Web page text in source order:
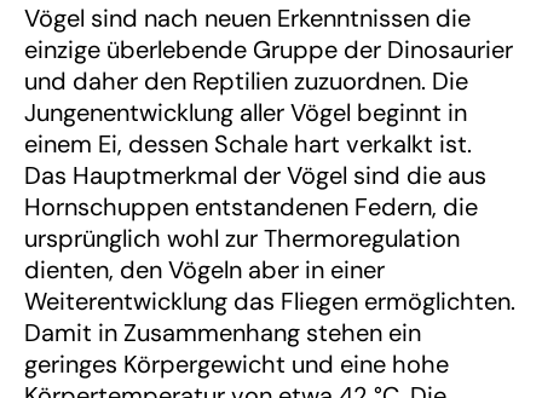
Vögel sind nach neuen Erkenntnissen die
einzige überlebende Gruppe der Dinosaurier
und daher den Reptilien zuzuordnen. Die
Jungenentwicklung aller Vögel beginnt in
einem Ei, dessen Schale hart verkalkt ist.
Das Hauptmerkmal der Vögel sind die aus
Hornschuppen entstandenen Federn, die
ursprünglich wohl zur Thermoregulation
dienten, den Vögeln aber in einer
Weiterentwicklung das Fliegen ermöglichten.
Damit in Zusammenhang stehen ein
geringes Körpergewicht und eine hohe